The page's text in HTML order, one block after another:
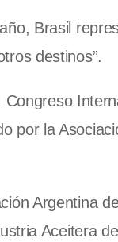
Brasil
destinos”.
por la
Argentina
Aceitera